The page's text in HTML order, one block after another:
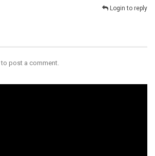
Login to reply
to post a comment.